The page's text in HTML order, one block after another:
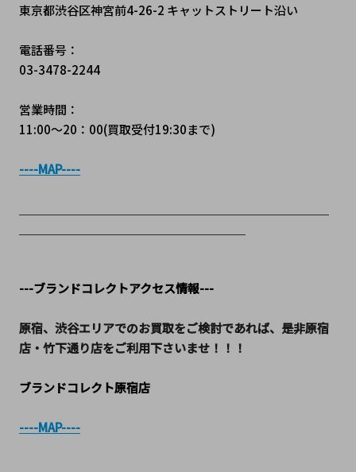
東京都渋谷区神宮前4-26-2 キャットストリート沿い
電話番号：
03-3478-2244
営業時間：
11:00～20：00(買取受付19:30まで)
----MAP----
---ブランドコレクトアクセス情報---
原宿、渋谷エリアでのお買取をご検討であれば、是非原宿
店・竹下通り店をご利用下さいませ！！！
ブランドコレクト原宿店
----MAP----